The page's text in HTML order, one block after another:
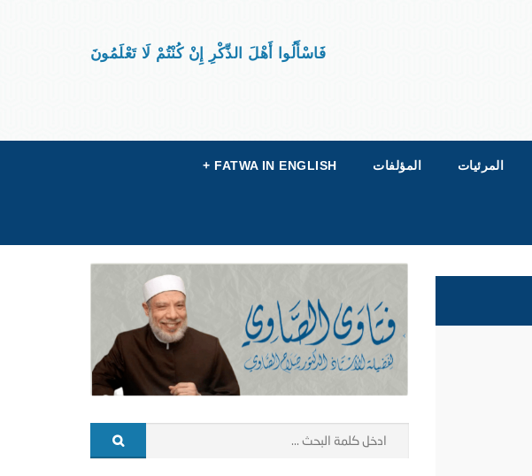
فَاسْأَلُوا أَهْلَ الذِّكْرِ إِنْ كُنْتُمْ لَا تَعْلَمُونَ
المرئيات المؤلفات FATWA IN ENGLISH
+